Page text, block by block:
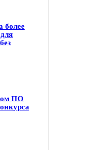
более
ПО